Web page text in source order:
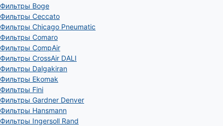
Фильтры Boge
Фильтры Ceccato
Фильтры Chicago Pneumatic
Фильтры Comaro
Фильтры CompAir
Фильтры CrossAir DALI
Фильтры Dalgakiran
Фильтры Ekomak
Фильтры Fini
Фильтры Gardner Denver
Фильтры Hansmann
Фильтры Ingersoll Rand